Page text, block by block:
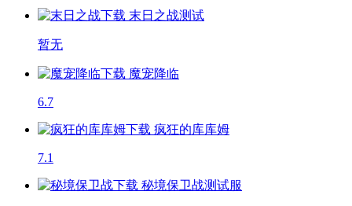
末日之战测试
暂无
魔宠降临
6.7
疯狂的库库姆
7.1
秘境保卫战测试服